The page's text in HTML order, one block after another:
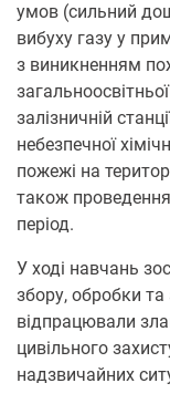
умов (сильний
вибуху газу у
з виникненням
залізничній
небезпечної
пожежі на
також проведення
період.
У ході навчань
збору, обробки та
відпрацювали
цивільного
надзвичайних